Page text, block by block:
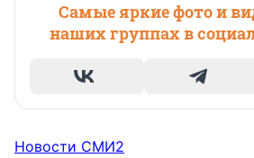
Самые яркие фото и
наших группах в
Новости СМИ2